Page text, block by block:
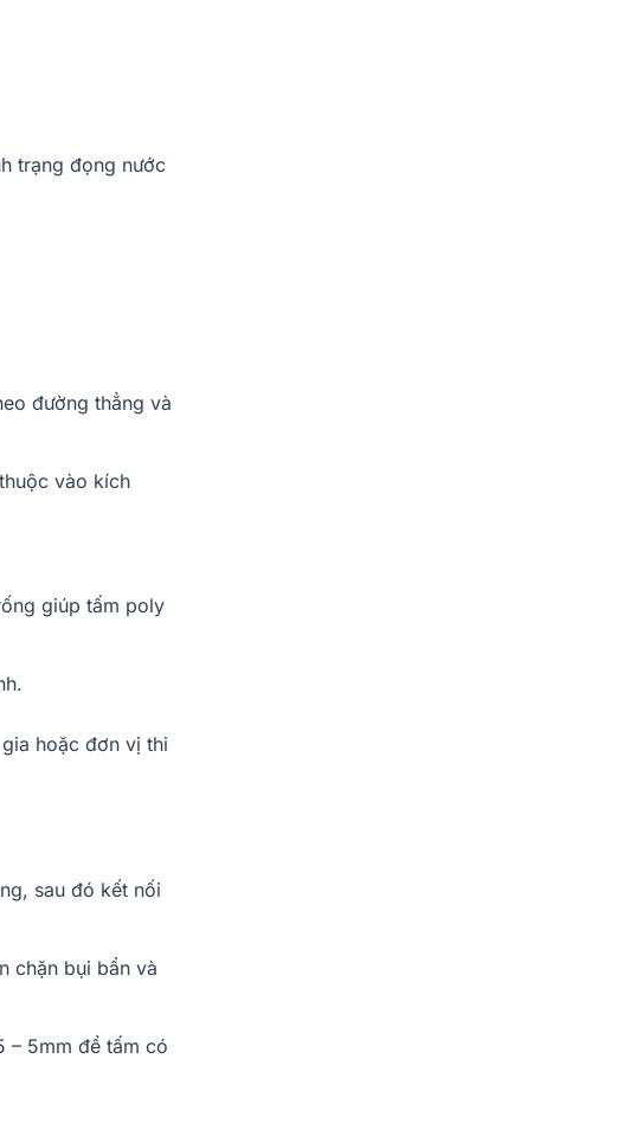
trạng đọng nước
đường thẳng và
vào kích
giúp tấm poly
hoặc đơn vị thi
sau đó kết nối
chặn bụi bẩn và
– 5mm để tấm có